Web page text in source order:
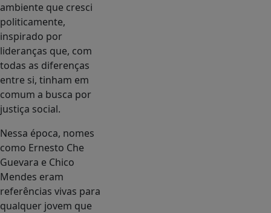
ambiente que cresci
politicamente,
inspirado por
lideranças que, com
todas as diferenças
entre si, tinham em
comum a busca por
justiça social.
Nessa época, nomes
como Ernesto Che
Guevara e Chico
Mendes eram
referências vivas para
qualquer jovem que